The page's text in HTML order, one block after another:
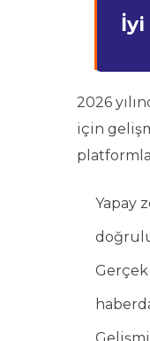
İyi
2026
için
Yapay